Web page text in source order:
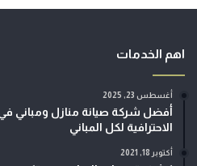
اهم الخدمات
أغسطس 23, 2025
أفضل شركة صيانة منازل ومباني في
الاحترافية لكل المباني
أكتوبر 18, 2021